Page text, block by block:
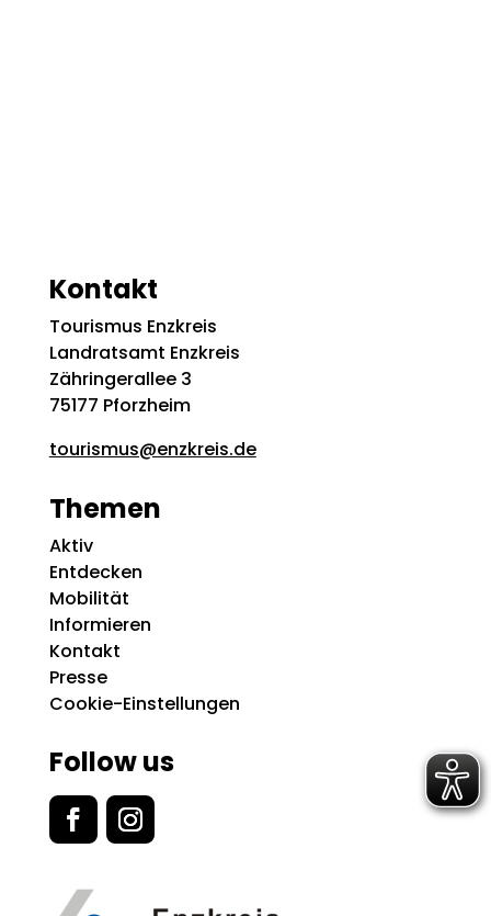
Kontakt
Tourismus Enzkreis
Landratsamt Enzkreis
Zähringerallee 3
75177 Pforzheim
tourismus@enzkreis.de
Themen
Aktiv
Entdecken
Mobilität
Informieren
Kontakt
Presse
Cookie-Einstellungen
Follow us